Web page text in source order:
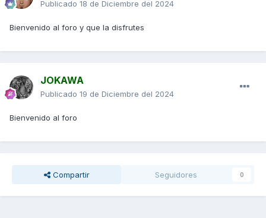
Publicado 18 de Diciembre del 2024
Bienvenido al foro y que la disfrutes
JOKAWA
Publicado 19 de Diciembre del 2024
Bienvenido al foro
Compartir Seguidores 0